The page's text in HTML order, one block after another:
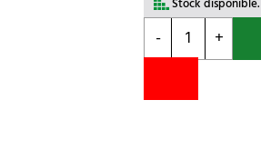
Stock disponible.
-
GEWISS
CUADRO
FUME
+